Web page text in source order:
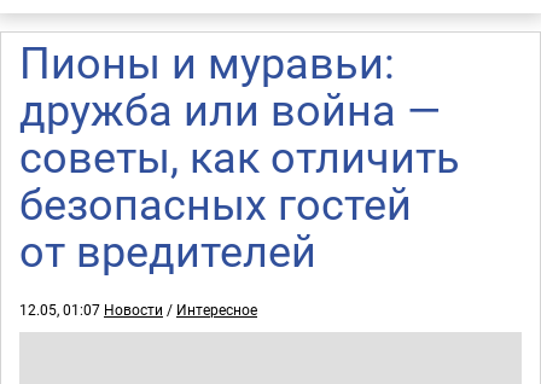
Пионы и муравьи:
дружба или война —
советы, как отличить
безопасных гостей
от вредителей
12.05, 01:07 Новости / Интересное